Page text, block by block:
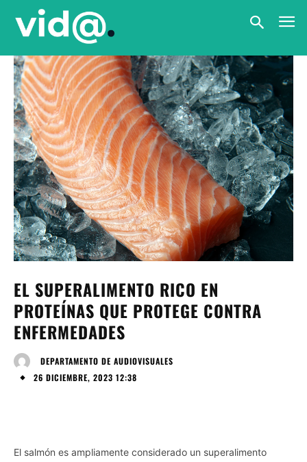
EL SUPERALIMENTO RICO EN
PROTEÍNAS QUE PROTEGE CONTRA
ENFERMEDADES
DEPARTAMENTO DE AUDIOVISUALES
26 DICIEMBRE, 2023 12:38
El salmón es ampliamente considerado un superalimento